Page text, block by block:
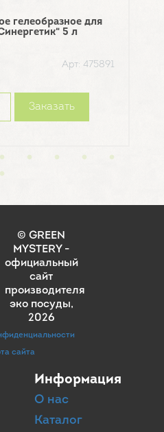
гелеобразное для
5 л
Арт: 475891
Заказать
© GREEN
MYSTERY -
официальный
сайт
производителя
эко посуды,
2026
сайта
Информация
О нас
Каталог